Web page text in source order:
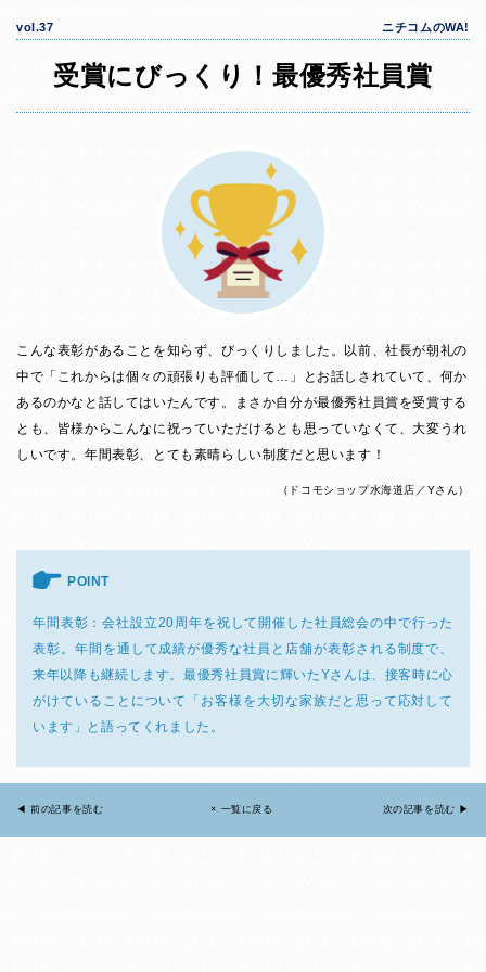
vol.37 ニチコムのWA!
受賞にびっくり！最優秀社員賞
こんな表彰があることを知らず、びっくりしました。以前、社長が朝礼の
中で「これからは個々の頑張りも評価して…」とお話しされていて、何か
あるのかなと話してはいたんです。まさか自分が最優秀社員賞を受賞する
とも、皆様からこんなに祝っていただけるとも思っていなくて、大変うれ
しいです。年間表彰、とても素晴らしい制度だと思います！
（ドコモショップ水海道店／Yさん）
POINT
年間表彰：会社設立20周年を祝して開催した社員総会の中で行った
表彰。年間を通して成績が優秀な社員と店舗が表彰される制度で、
来年以降も継続します。最優秀社員賞に輝いたYさんは、接客時に心
がけていることについて「お客様を大切な家族だと思って応対して
います」と語ってくれました。
◀︎ 前の記事を読む × 一覧に戻る 次の記事を読む ▶︎